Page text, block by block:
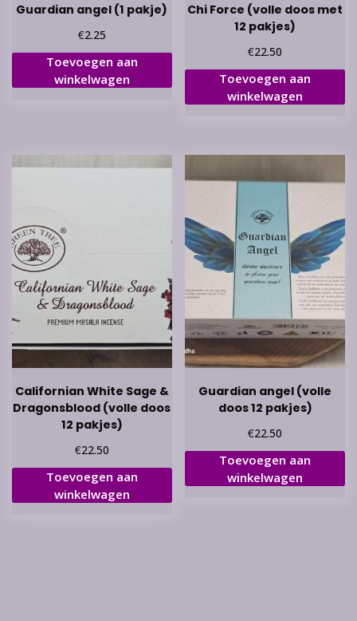
Guardian angel (1 pakje)
€2.25
Toevoegen aan
winkelwagen
Chi Force (volle doos met
12 pakjes)
€22.50
Toevoegen aan
winkelwagen
Californian White Sage &
Dragonsblood (volle doos
12 pakjes)
€22.50
Toevoegen aan
winkelwagen
Guardian angel (volle
doos 12 pakjes)
€22.50
Toevoegen aan
winkelwagen